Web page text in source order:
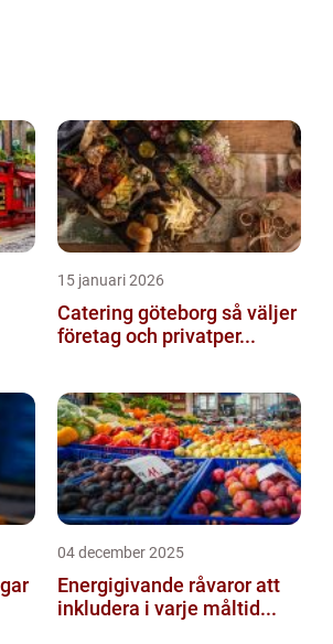
15 januari 2026
Catering göteborg så väljer
företag och privatper...
04 december 2025
Energigivande råvaror att
inkludera i varje måltid...